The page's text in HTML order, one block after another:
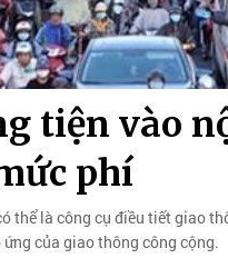
tiện vào
phí
thể là công cụ điều tiết giao
của giao thông công cộng.